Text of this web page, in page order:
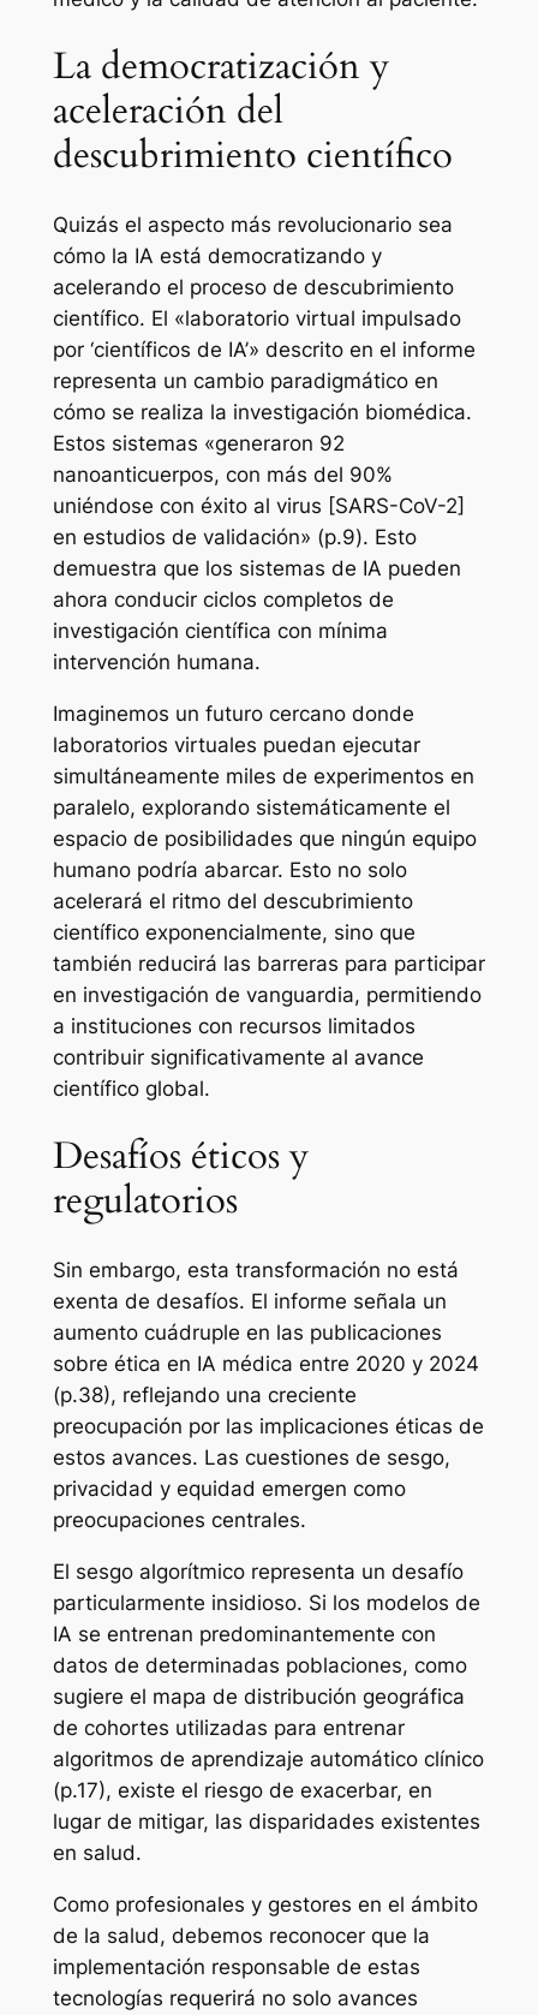
La democratización y
aceleración del
descubrimiento científico
Quizás el aspecto más revolucionario sea
cómo la IA está democratizando y
acelerando el proceso de descubrimiento
científico. El «laboratorio virtual impulsado
por ‘científicos de IA’» descrito en el informe
representa un cambio paradigmático en
cómo se realiza la investigación biomédica.
Estos sistemas «generaron 92
nanoanticuerpos, con más del 90%
uniéndose con éxito al virus [SARS-CoV-2]
en estudios de validación» (p.9). Esto
demuestra que los sistemas de IA pueden
ahora conducir ciclos completos de
investigación científica con mínima
intervención humana.
Imaginemos un futuro cercano donde
laboratorios virtuales puedan ejecutar
simultáneamente miles de experimentos en
paralelo, explorando sistemáticamente el
espacio de posibilidades que ningún equipo
humano podría abarcar. Esto no solo
acelerará el ritmo del descubrimiento
científico exponencialmente, sino que
también reducirá las barreras para participar
en investigación de vanguardia, permitiendo
a instituciones con recursos limitados
contribuir significativamente al avance
científico global.
Desafíos éticos y
regulatorios
Sin embargo, esta transformación no está
exenta de desafíos. El informe señala un
aumento cuádruple en las publicaciones
sobre ética en IA médica entre 2020 y 2024
(p.38), reflejando una creciente
preocupación por las implicaciones éticas de
estos avances. Las cuestiones de sesgo,
privacidad y equidad emergen como
preocupaciones centrales.
El sesgo algorítmico representa un desafío
particularmente insidioso. Si los modelos de
IA se entrenan predominantemente con
datos de determinadas poblaciones, como
sugiere el mapa de distribución geográfica
de cohortes utilizadas para entrenar
algoritmos de aprendizaje automático clínico
(p.17), existe el riesgo de exacerbar, en
lugar de mitigar, las disparidades existentes
en salud.
Como profesionales y gestores en el ámbito
de la salud, debemos reconocer que la
implementación responsable de estas
tecnologías requerirá no solo avances